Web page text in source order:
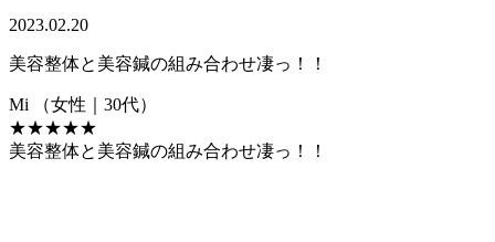
2023.02.20
美容整体と美容鍼の組み合わせ凄っ！！
Mi
（女性｜30代）
★★★★★
美容整体と美容鍼の組み合わせ凄っ！！